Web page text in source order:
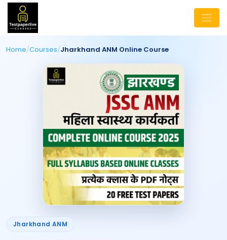
Home/Courses/Jharkhand ANM Online Course
Jharkhand ANM